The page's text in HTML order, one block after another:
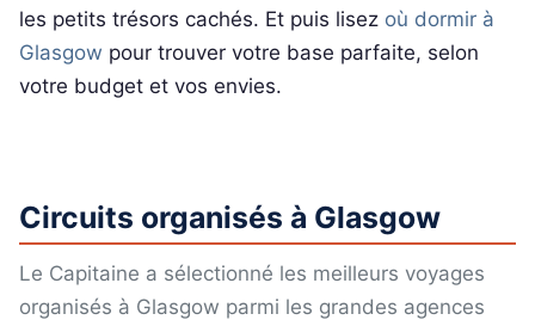
les petits trésors cachés. Et puis lisez où dormir à
Glasgow pour trouver votre base parfaite, selon
votre budget et vos envies.
Circuits organisés à Glasgow
Le Capitaine a sélectionné les meilleurs voyages
organisés à Glasgow parmi les grandes agences